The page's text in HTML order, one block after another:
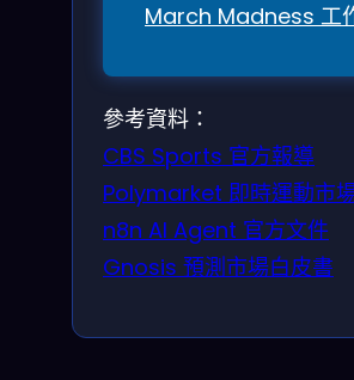
March Madness 工
參考資料：
CBS Sports 官方報導
Polymarket 即時運動市
n8n AI Agent 官方文件
Gnosis 預測市場白皮書